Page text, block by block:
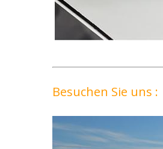
Besuchen Sie uns :